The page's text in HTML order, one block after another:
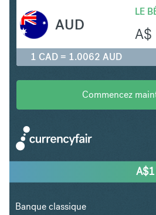
LE
A$
AUD
1 CAD = 1.0062 AUD
Commencez
A$
Banque classique